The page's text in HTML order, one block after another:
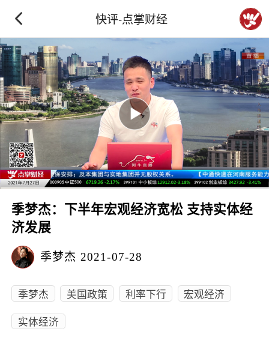
快评-点掌财经
季梦杰：下半年宏观经济宽松 支持实体经
济发展
季梦杰 2021-07-28
季梦杰 美国政策 利率下行
宏观经济
实体经济